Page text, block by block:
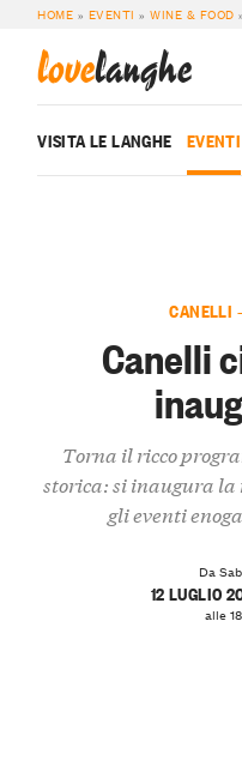
HOME » EVENTI »WINE & FOOD
lovelanghe
VISITA LE LANGHE EVENTI
CANELLI
Canelli
Torna il ricco
storica: si inaugura la
gli eventi
Da
12 LUGLIO
alle